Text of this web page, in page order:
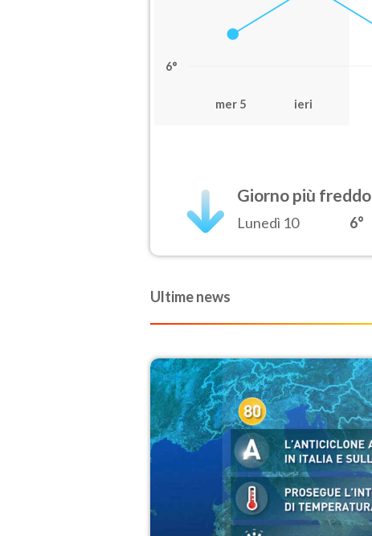
6°
mer 5 ieri
Giorno più freddo
Lunedì 10 6°
Ultime news